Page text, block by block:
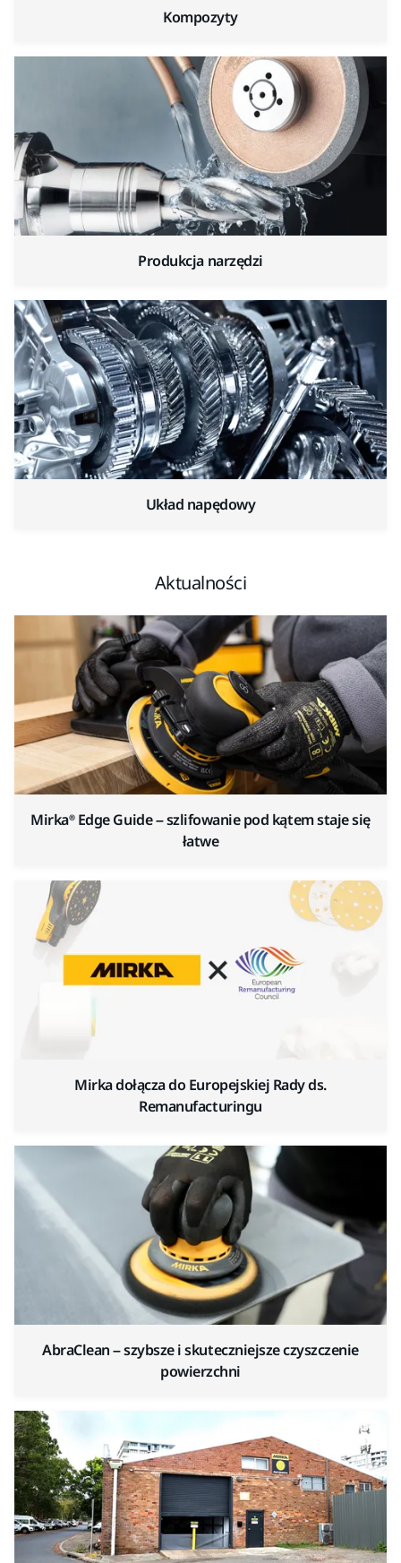
Kompozyty
Produkcja narzędzi
Układ napędowy
Aktualności
Mirka® Edge Guide – szlifowanie pod kątem staje się
łatwe
Mirka dołącza do Europejskiej Rady ds.
Remanufacturingu
AbraClean – szybsze i skuteczniejsze czyszczenie
powierzchni